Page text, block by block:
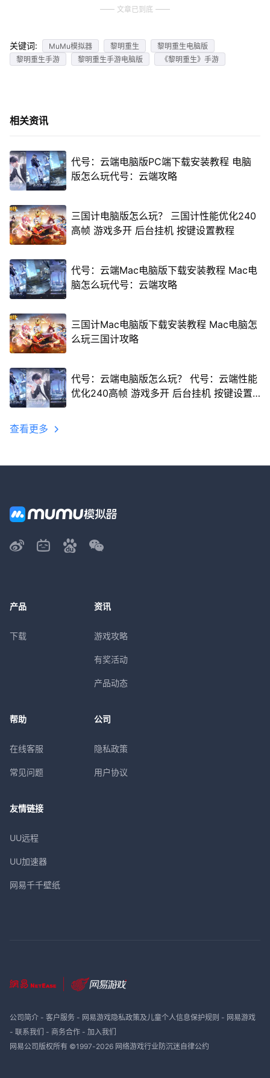
文章已到底
关键词: MuMu模拟器 黎明重生
黎明重生电脑版
黎明重生手游
黎明重生手游电脑版 《黎明重生》手游
相关资讯
代号：云端电脑版PC端下载安装教程 电脑
版怎么玩代号：云端攻略
三国计电脑版怎么玩？ 三国计性能优化240
高帧 游戏多开 后台挂机 按键设置教程
代号：云端Mac电脑版下载安装教程 Mac电
脑怎么玩代号：云端攻略
三国计Mac电脑版下载安装教程 Mac电脑怎
么玩三国计攻略
代号：云端电脑版怎么玩？ 代号：云端性能
优化240高帧 游戏多开 后台挂机 按键设置
查看更多
产品
下载
资讯
游戏攻略
有奖活动
产品动态
帮助
在线客服
常见问题
公司
隐私政策
用户协议
友情链接
UU远程
UU加速器
网易千千壁纸
公司简介- 客户服务- 网易游戏隐私政策及儿童个人信息保护规则 - 网易游戏
- 联系我们 - 商务合作- 加入我们
网易公司版权所有 ©1997-2026 网络游戏行业防沉迷自律公约